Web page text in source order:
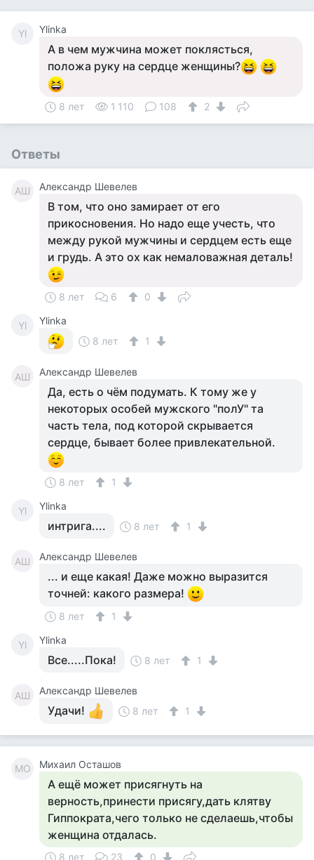
Yl Ylinka
А в чем мужчина может поклясться,
положа руку на сердце женщины?
8 лет 1 110 108 2
Ответы
АШ Александр Шевелев
В том, что оно замирает от его
прикосновения. Но надо еще учесть, что
между рукой мужчины и сердцем есть еще
и грудь. А это ох как немаловажная деталь!
8 лет 6 0
Yl
Ylinka
8 лет
1
АШ Александр Шевелев
Да, есть о чём подумать. К тому же у
некоторых особей мужского "полУ" та
часть тела, под которой скрывается
сердце, бывает более привлекательной.
8 лет 1
Yl Ylinka
интрига.... 8 лет 1
АШ Александр Шевелев
... и еще какая! Даже можно выразится
точней: какого размера!
8 лет 1
Yl Ylinka
Все.....Пока! 8 лет 1
АШ Александр Шевелев
Удачи! 8 лет 1
МО Михаил Осташов
А ещё может присягнуть на
верность,принести присягу,дать клятву
Гиппократа,чего только не сделаешь,чтобы
женщина отдалась.
8 лет 23
0